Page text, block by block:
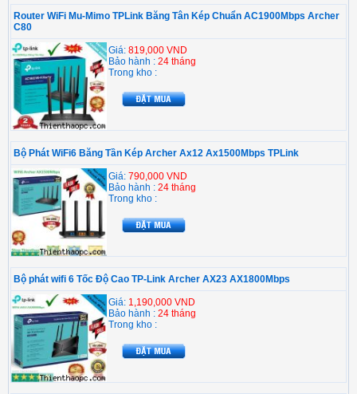
Router WiFi Mu-Mimo TPLink Băng Tân Kép Chuẩn AC1900Mbps Archer
C80
Giá: 819,000 VND
Bảo hành : 24 tháng
Trong kho :
Bộ Phát WiFi6 Băng Tần Kép Archer Ax12 Ax1500Mbps TPLink
Giá: 790,000 VND
Bảo hành : 24 tháng
Trong kho :
Bộ phát wifi 6 Tốc Độ Cao TP-Link Archer AX23 AX1800Mbps
Giá: 1,190,000 VND
Bảo hành : 24 tháng
Trong kho :